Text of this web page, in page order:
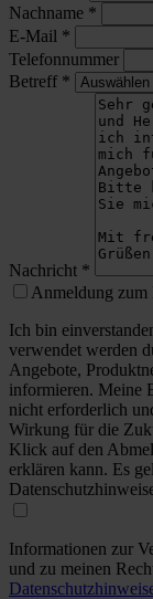
Nachname *
E-Mail *
Telefonnummer
Betreff *
Nachricht *
Anmeldung
Ich bin
verwendet werden
Angebote,
informieren. Meine
nicht erforderlich
Wirkung für die
Klick auf den
erklären kann. Es
Informationen zur
und zu meinen